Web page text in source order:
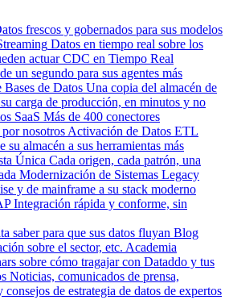
frescos y gobernados para sus modelos
Datos en tiempo real sobre los
actuar CDC en Tiempo Real
un segundo para sus agentes más
de Datos Una copia del almacén de
carga de producción, en minutos y no
SaaS Más de 400 conectores
nosotros Activación de Datos ETL
su almacén a sus herramientas más
Única Cada origen, cada patrón, una
Modernización de Sistemas Legacy
y de mainframe a su stack moderno
Integración rápida y conforme, sin
saber para que sus datos fluyan Blog
sobre el sector, etc. Academia
sobre cómo tragajar con Dataddo y tus
Noticias, comunicados de prensa,
de estrategia de datos de expertos